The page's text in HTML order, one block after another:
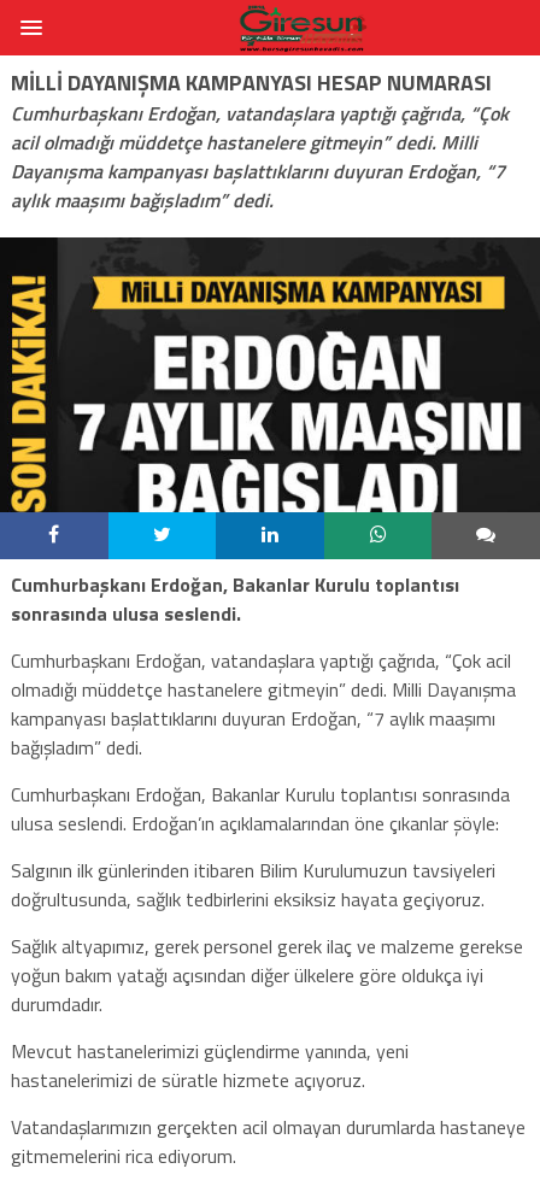
MILLI DAYANIŞMA KAMPANYASI HESAP NUMARASI
Cumhurbaşkanı Erdoğan, vatandaşlara yaptığı çağrıda, “Çok
acil olmadığı müddetçe hastanelere gitmeyin” dedi. Milli
Dayanışma kampanyası başlattıklarını duyuran Erdoğan, “7
aylık maaşımı bağışladım” dedi.
Cumhurbaşkanı Erdoğan, Bakanlar Kurulu toplantısı
sonrasında ulusa seslendi.
Cumhurbaşkanı Erdoğan, vatandaşlara yaptığı çağrıda, “Çok acil
olmadığı müddetçe hastanelere gitmeyin” dedi. Milli Dayanışma
kampanyası başlattıklarını duyuran Erdoğan, “7 aylık maaşımı
bağışladım” dedi.
Cumhurbaşkanı Erdoğan, Bakanlar Kurulu toplantısı sonrasında
ulusa seslendi. Erdoğan’ın açıklamalarından öne çıkanlar şöyle:
Salgının ilk günlerinden itibaren Bilim Kurulumuzun tavsiyeleri
doğrultusunda, sağlık tedbirlerini eksiksiz hayata geçiyoruz.
Sağlık altyapımız, gerek personel gerek ilaç ve malzeme gerekse
yoğun bakım yatağı açısından diğer ülkelere göre oldukça iyi
durumdadır.
Mevcut hastanelerimizi güçlendirme yanında, yeni
hastanelerimizi de süratle hizmete açıyoruz.
Vatandaşlarımızın gerçekten acil olmayan durumlarda hastaneye
gitmemelerini rica ediyorum.